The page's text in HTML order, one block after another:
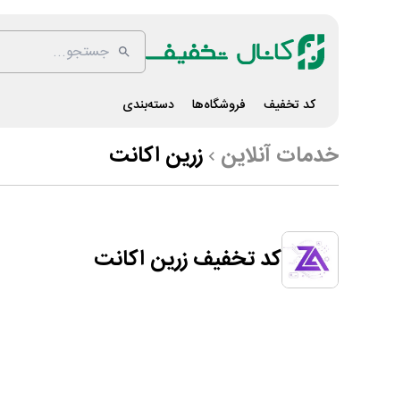
کد تخفیف فروشگاه‌ها دسته‌بندی
خدمات آنلاین زرین اکانت
کد تخفیف زرین اکانت